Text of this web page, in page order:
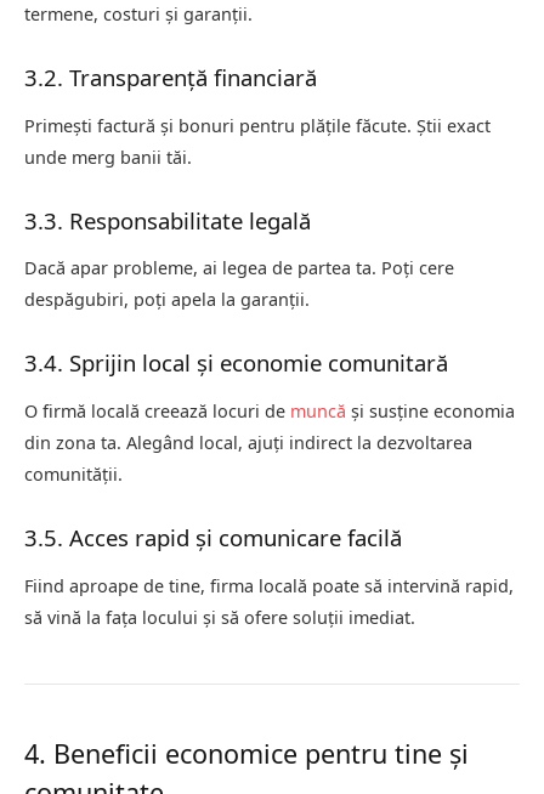
termene, costuri și garanții.
3.2. Transparență financiară
Primești factură și bonuri pentru plățile făcute. Știi exact
unde merg banii tăi.
3.3. Responsabilitate legală
Dacă apar probleme, ai legea de partea ta. Poți cere
despăgubiri, poți apela la garanții.
3.4. Sprijin local și economie comunitară
O firmă locală creează locuri de muncă și susține economia
din zona ta. Alegând local, ajuți indirect la dezvoltarea
comunității.
3.5. Acces rapid și comunicare facilă
Fiind aproape de tine, firma locală poate să intervină rapid,
să vină la fața locului și să ofere soluții imediat.
4. Beneficii economice pentru tine și